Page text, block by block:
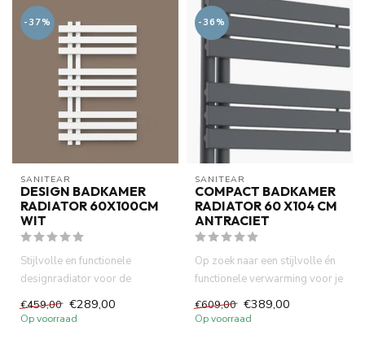
-37%
SANITEAR
DESIGN BADKAMER
RADIATOR 60X100CM
WIT
Stijlvolle en functionele
designradiator voor de
badkamer. De rechte radiator
va...
€459,00 €289,00
Op voorraad
-36%
SANITEAR
COMPACT BADKAMER
RADIATOR 60 X104 CM
ANTRACIET
Op zoek naar een stijlvolle én
functionele verwarming voor je
badkamer? De Desig...
€609,00 €389,00
Op voorraad